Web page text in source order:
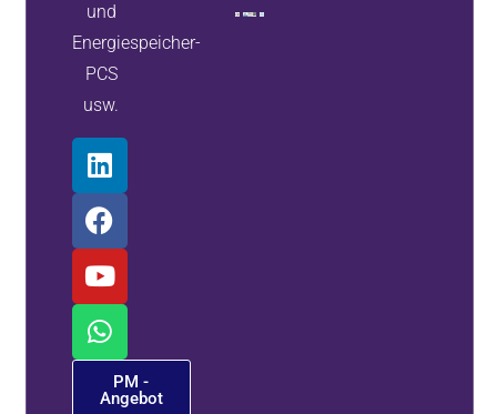
und
Energiespeicher-
PCS
usw.
PM -
Angebot